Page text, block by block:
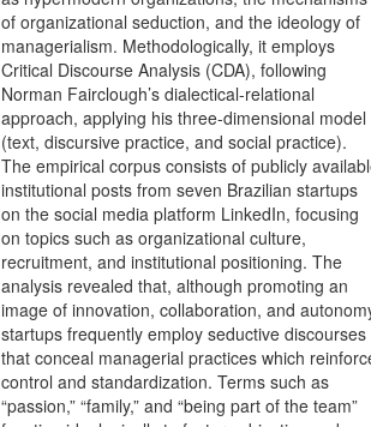
of organizational seduction, and the ideology of
managerialism. Methodologically, it employs
Critical Discourse Analysis (CDA), following
Norman Fairclough’s dialectical-relational
approach, applying his three-dimensional model
(text, discursive practice, and social practice).
The empirical corpus consists of publicly
institutional posts from seven Brazilian startups
on the social media platform LinkedIn, focusing
on topics such as organizational culture,
recruitment, and institutional positioning. The
analysis revealed that, although promoting an
image of innovation, collaboration, and
startups frequently employ seductive discourses
that conceal managerial practices which
control and standardization. Terms such as
“passion,” “family,” and “being part of the team”